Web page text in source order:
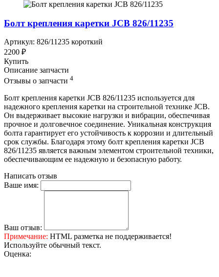
Болт крепления каретки JCB 826/11235
Артикул: 826/11235 короткий
2200 ₽
Купить
Описание запчасти
Отзывы о запчасти 4
Болт крепления каретки JCB 826/11235 используется для
надежного крепления каретки на строительной технике JCB.
Он выдерживает высокие нагрузки и вибрации, обеспечивая
прочное и долговечное соединение. Уникальная конструкция
болта гарантирует его устойчивость к коррозии и длительный
срок службы. Благодаря этому болт крепления каретки JCB
826/11235 является важным элементом строительной техники,
обеспечивающим ее надежную и безопасную работу.
Написать отзыв
Ваше имя:
Ваш отзыв:
Примечание: HTML разметка не поддерживается!
Используйте обычный текст.
Оценка: